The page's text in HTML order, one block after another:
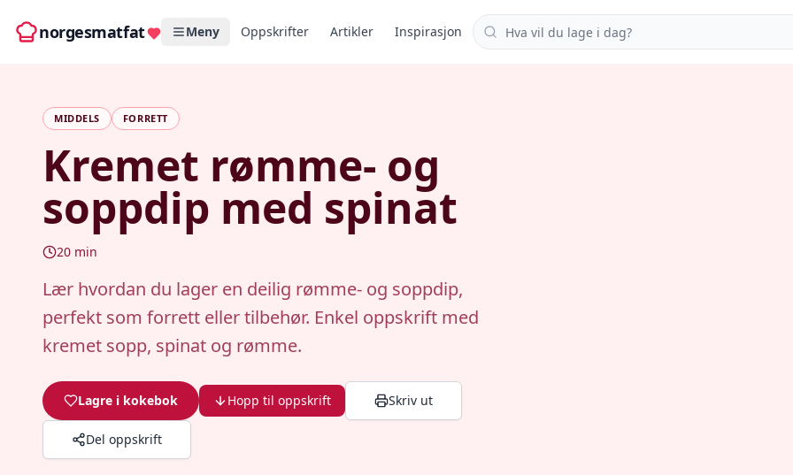
norgesmatfat Meny Oppskrifter Artikler Inspirasjon Søk i oppskrifter
MIDDELS FORRETT
Kremet rømme- og
soppdip med spinat
20 min
Lær hvordan du lager en deilig rømme- og soppdip,
perfekt som forrett eller tilbehør. Enkel oppskrift med
kremet sopp, spinat og rømme.
Lagre i kokebok Hopp til oppskrift Skriv ut
Del oppskrift